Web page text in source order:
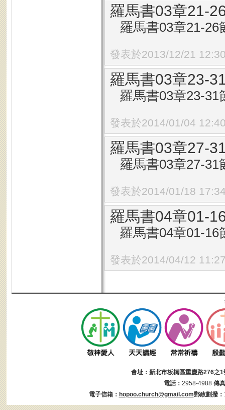
羅馬書03章21-
羅馬書03章21-
發表於2013/12/21
羅馬書03章23-
羅馬書03章23-
發表於2014/01/04
羅馬書03章27-
羅馬書03章27-
發表於2014/01/18
羅馬書04章01-
羅馬書04章01-
發表於2014/04/12
會址： 新北市板橋區重慶路276之1
電話： 2958-4988 傳
電子信箱： hopoo.church@gmail.com郵政劃撥：